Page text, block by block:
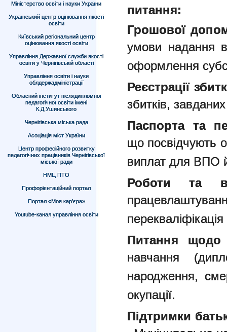
Міністерство освіти і науки України
Український центр оцінювання якості
освіти
Київський регіональний центр
оцінювання якості освіти
Управління Державної служби якості
освіти у Чернігівській області
Управління освіти і науки
облдержадміністрації
Обласний інститут післядипломної
педагогічної освіти імені
К.Д.Ушинського
Чернігівська міська рада
Асоціація міст України
Центр професійного розвитку
педагогічних працівників Чернігівської
міської ради
НМЦ ПТО
Профорієнтаційний портал
Портал «Моя кар’єра»
Youtube-канал управління освіти
питання:
Грошової
умови надання
оформлення
Реєстрації
збитків,
Паспорта та
що посвідчують
виплат для ВПО
Роботи та
Питання
навчання
народження,
окупації.
Підтримки